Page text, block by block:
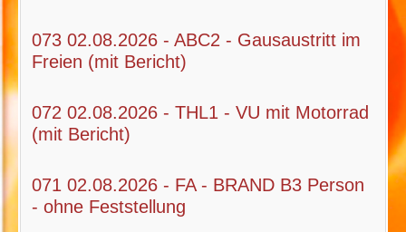
073 02.08.2026 - ABC2 - Gausaustritt im
Freien (mit Bericht)
072 02.08.2026 - THL1 - VU mit Motorrad
(mit Bericht)
071 02.08.2026 - FA - BRAND B3 Person
- ohne Feststellung